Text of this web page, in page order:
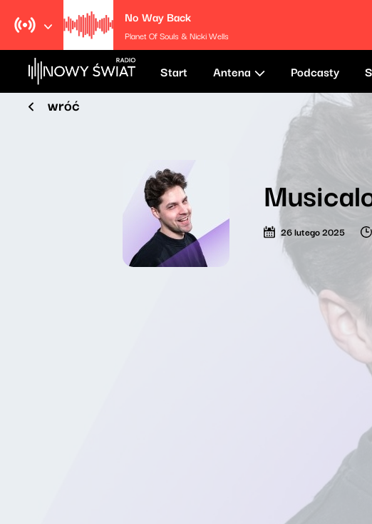
No Way Back
Planet Of Souls & Nicki Wells
Start Antena Podcasty
wróć
26 lutego 2025